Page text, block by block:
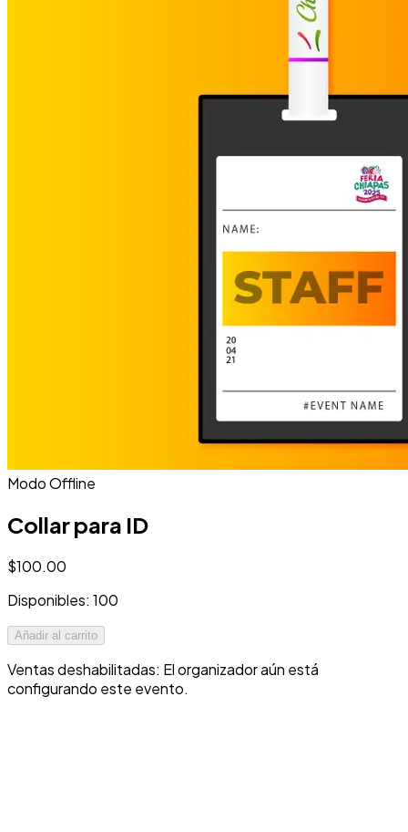
Modo Offline
Collar para ID
$100.00
Disponibles: 100
Añadir al carrito
Ventas deshabilitadas: El organizador aún está
configurando este evento.